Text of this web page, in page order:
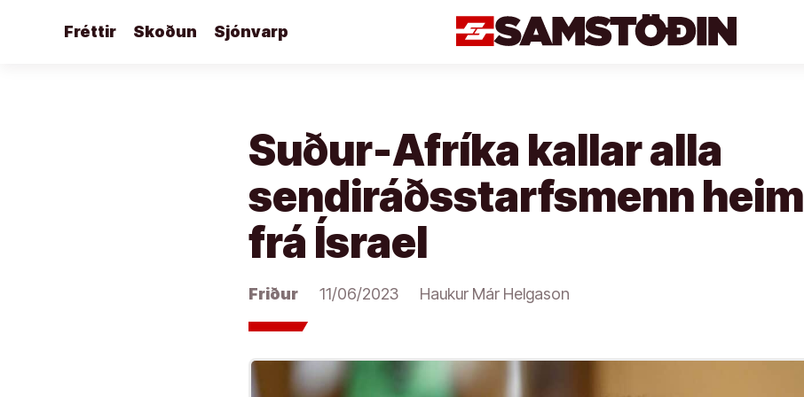
Fréttir Skoðun Sjónvarp
Suður-Afríka kallar alla
sendiráðsstarfsmenn heim
frá Ísrael
Friður 11/06/2023 Haukur Már Helgason